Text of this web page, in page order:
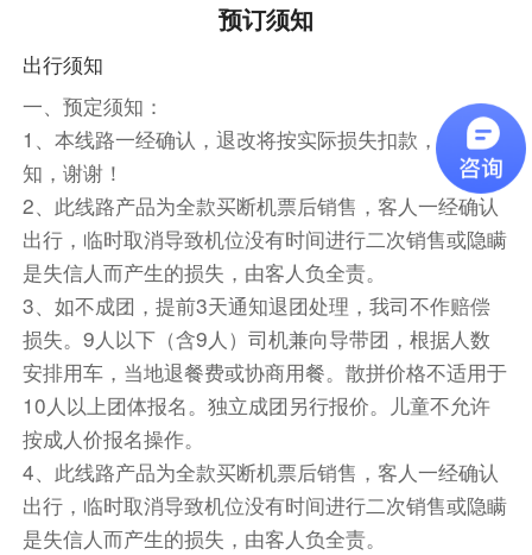
早餐后出发，参观以美丽、浪漫、爱为主题，亚洲
规模最大的玫瑰谷-【亚龙湾国际玫瑰谷】 (电瓶车
自理30元/人，游览约120分钟）让您触景生情,尽
情释放您的浪漫情怀.。玫瑰科普、玫瑰养护、玫
瑰致富；了解“小康不小康，关键看老乡”精神与玫
瑰谷乡村振兴战略。用脚步丈量远方，将世界收入
眼中，一边感受花海的梦幻浪漫。（温馨提示：景
区里内有成品展示厅，为景区自营店，不属于旅行
社安排的购物点）。
游览天下第一湾【亚龙湾沙滩】（游览时间约60
分钟）拥有近7千米长的银白色海滩，沙质相当细
腻柔软。而这里的南海没有受到污染，海水洁净透
明，远望呈现几种不同的蓝色，而水面下珊瑚种类
丰富，可清楚观赏珊瑚，适合多种水面水下活动包
括浮潜、深浅、水上滑翔伞等，令该地成为了当地
的旅游的核心。
预订须知
出行须知
一、预定须知：
1、本线路一经确认，退改将按实际损失扣款，敬请悉
知，谢谢！
2、此线路产品为全款买断机票后销售，客人一经确认
出行，临时取消导致机位没有时间进行二次销售或隐瞒
是失信人而产生的损失，由客人负全责。
3、如不成团，提前3天通知退团处理，我司不作赔偿
损失。9人以下（含9人）司机兼向导带团，根据人数
安排用车，当地退餐费或协商用餐。散拼价格不适用于
10人以上团体报名。独立成团另行报价。儿童不允许
按成人价报名操作。
4、此线路产品为全款买断机票后销售，客人一经确认
出行，临时取消导致机位没有时间进行二次销售或隐瞒
是失信人而产生的损失，由客人负全责。